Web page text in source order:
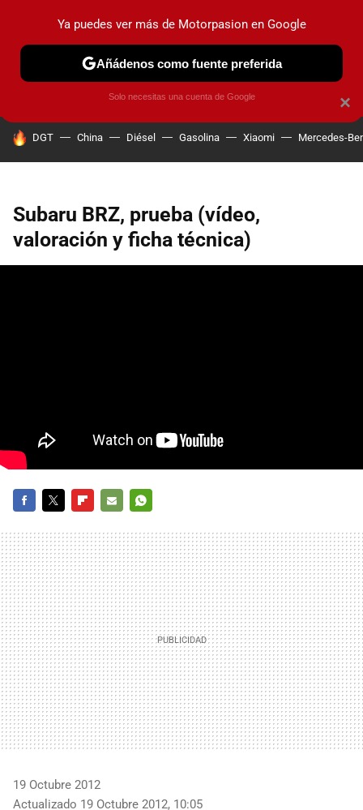
PRUEBAS COCHES ELÉCTRICOS OBSERVATORIO
HOY SE HABLA DE
DGT China Diésel Gasolina Xiaomi Mercedes-
Subaru BRZ, prueba (vídeo,
valoración y ficha técnica)
MAIL
19 Octubre 2012
Actualizado 19 Octubre 2012, 10:05
×
Ya puedes ver más de Motorpasion en Google
Añádenos como fuente preferida
Solo necesitas una cuenta de Google